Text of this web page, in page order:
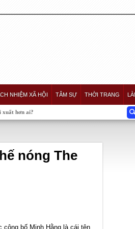
NHIỆM XÃ HỘI TÂM SỰ THỜI TRANG
nóng The
công bố Minh Hằng là cái tên